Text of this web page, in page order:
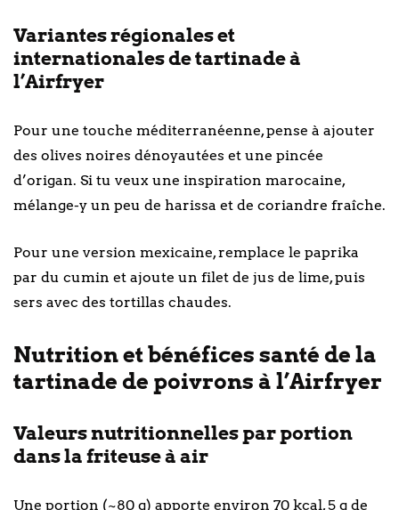
Variantes régionales et
internationales de tartinade à
l’Airfryer
Pour une touche méditerranéenne, pense à ajouter
des olives noires dénoyautées et une pincée
d’origan. Si tu veux une inspiration marocaine,
mélange-y un peu de harissa et de coriandre fraîche.
Pour une version mexicaine, remplace le paprika
par du cumin et ajoute un filet de jus de lime, puis
sers avec des tortillas chaudes.
Nutrition et bénéfices santé de la
tartinade de poivrons à l’Airfryer
Valeurs nutritionnelles par portion
dans la friteuse à air
Une portion (~80 g) apporte environ 70 kcal, 5 g de